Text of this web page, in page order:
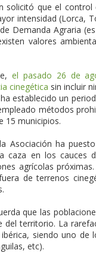
solicitó que el
intensidad (Lorca,
Demanda Agraria
valores
el pasado 26 de
cinegética sin incluir
establecido un
métodos
15 municipios.
Asociación ha
caza en los cauces
agrícolas
de terrenos
que las
del territorio. La
ibérica, siendo uno de
etc).